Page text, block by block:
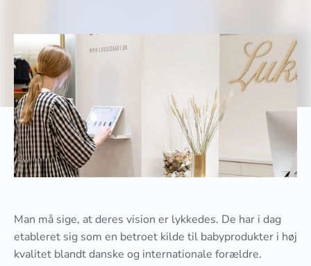
Man må sige, at deres vision er lykkedes. De har i dag
etableret sig som en betroet kilde til babyprodukter i høj
kvalitet blandt danske og internationale forældre.